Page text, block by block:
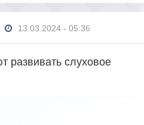
13.03.2024 - 05:36
развивать слуховое